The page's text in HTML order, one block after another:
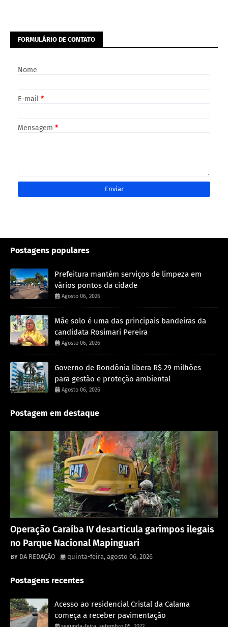
FORMULÁRIO DE CONTATO
Nome
E-mail *
Mensagem *
Postagens populares
Prefeitura mantém serviços de limpeza em
vários pontos da cidade
Agosto 06, 2026
Mãe solo é uma das principais bandeiras da
candidata Rosimari Pereira
Agosto 06, 2026
Governo de Rondônia libera R$ 29 milhões
para gestão e proteção ambiental
Agosto 06, 2026
Postagem em destaque
Operação Caraíba IV desarticula garimpos ilegais
no Parque Nacional Mapinguari
DA REDAÇÃO quinta-feira, agosto 06, 2026
Postagens recentes
Acesso ao residencial Cristal da Calama
começa a receber pavimentação